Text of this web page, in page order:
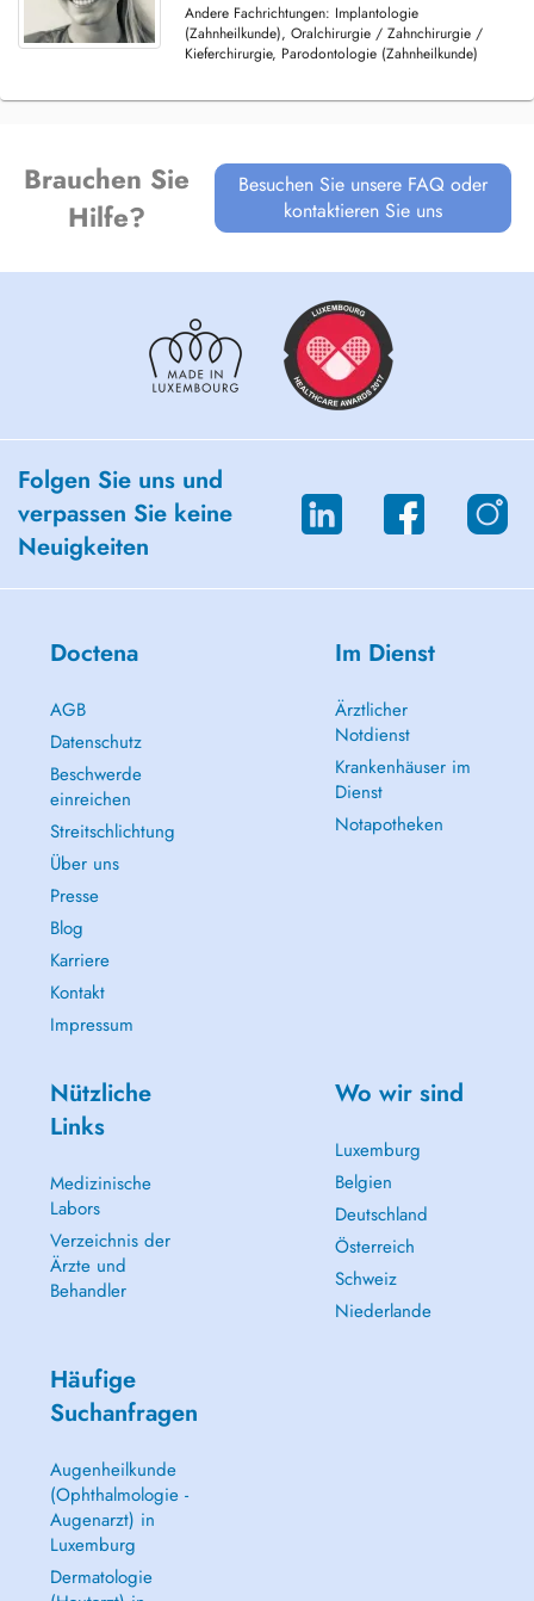
Andere Fachrichtungen: Implantologie
(Zahnheilkunde), Oralchirurgie / Zahnchirurgie /
Kieferchirurgie, Parodontologie (Zahnheilkunde)
Brauchen Sie
Hilfe?
Besuchen Sie unsere FAQ oder
kontaktieren Sie uns
Folgen Sie uns und
verpassen Sie keine
Neuigkeiten
Doctena
AGB
Datenschutz
Beschwerde
einreichen
Streitschlichtung
Über uns
Presse
Blog
Karriere
Kontakt
Impressum
Im Dienst
Ärztlicher
Notdienst
Krankenhäuser im
Dienst
Notapotheken
Nützliche
Links
Medizinische
Labors
Verzeichnis der
Ärzte und
Behandler
Wo wir sind
Luxemburg
Belgien
Deutschland
Österreich
Schweiz
Niederlande
Häufige
Suchanfragen
Augenheilkunde
(Ophthalmologie -
Augenarzt) in
Luxemburg
Dermatologie